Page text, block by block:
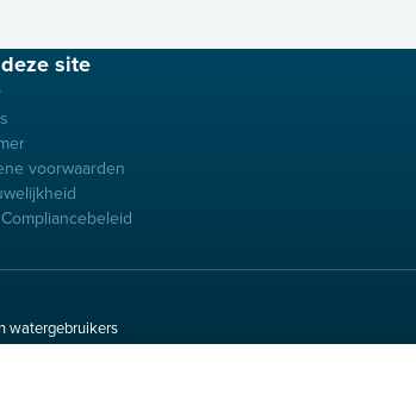
site
voorwaarden
watergebruikers